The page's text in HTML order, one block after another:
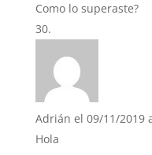
Como lo superaste?
Adrián el 09/11/2019
Hola